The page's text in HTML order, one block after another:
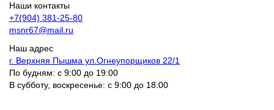
Наши контакты
+7(904) 381-25-80
msnr67@mail.ru
Наш адрес
г. Верхняя Пышма ул.Огнеупорщиков 22/1
По будням: с 9:00 до 19:00
В субботу, воскресенье: с 9:00 до 18:00